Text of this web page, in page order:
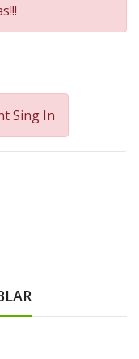
Sing In